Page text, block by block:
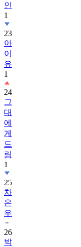
인
1
23
아
이
유
1
24
그
대
에
게
드
림
1
25
차
은
우
26
박